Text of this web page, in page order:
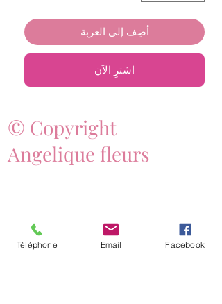
أضِف إلى العربة
اشترِ الآن
© Copyright
Angelique fleurs
Téléphone Email Facebook